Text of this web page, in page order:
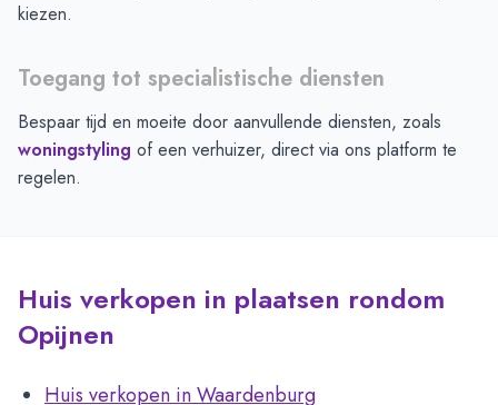
kiezen.
Toegang tot specialistische diensten
Bespaar tijd en moeite door aanvullende diensten, zoals
woningstyling of een verhuizer, direct via ons platform te
regelen.
Huis verkopen in plaatsen rondom
Opijnen
Huis verkopen in Waardenburg